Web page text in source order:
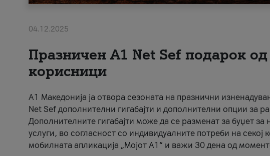
04.12.2025
Празничен A1 Net Sеf подарок
корисници
А1 Македонија ја отвора сезоната на празнични
Net Sef дополнителни гигабајти и дополнителни опции за
Дополнителните гигабајти може да се разменат за буџет
услуги, во согласност со индивидуалните потреби на
мобилната апликација „Мојот А1“ и важи 30 дена од